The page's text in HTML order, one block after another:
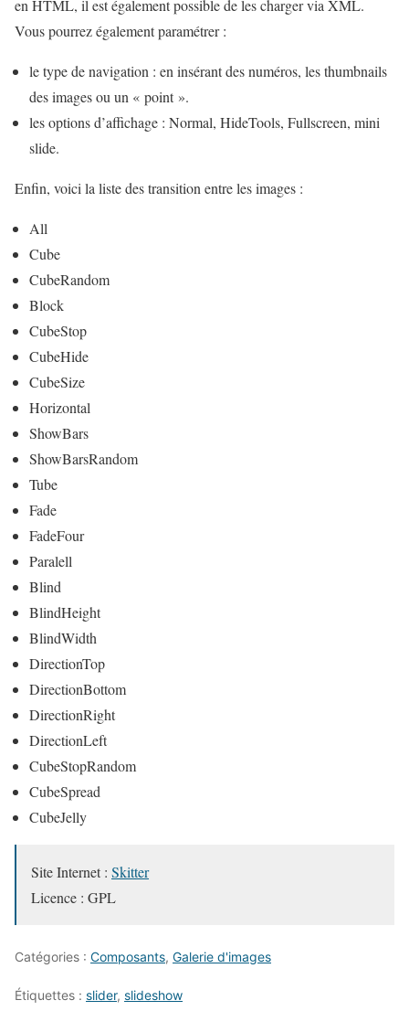
en HTML, il est également possible de les charger via XML.
Vous pourrez également paramétrer :
le type de navigation : en insérant des numéros, les thumbnails
des images ou un « point ».
les options d’affichage : Normal, HideTools, Fullscreen, mini
slide.
Enfin, voici la liste des transition entre les images :
All
Cube
CubeRandom
Block
CubeStop
CubeHide
CubeSize
Horizontal
ShowBars
ShowBarsRandom
Tube
Fade
FadeFour
Paralell
Blind
BlindHeight
BlindWidth
DirectionTop
DirectionBottom
DirectionRight
DirectionLeft
CubeStopRandom
CubeSpread
CubeJelly
Site Internet : Skitter
Licence : GPL
Catégories : Composants, Galerie d'images
Étiquettes : slider, slideshow